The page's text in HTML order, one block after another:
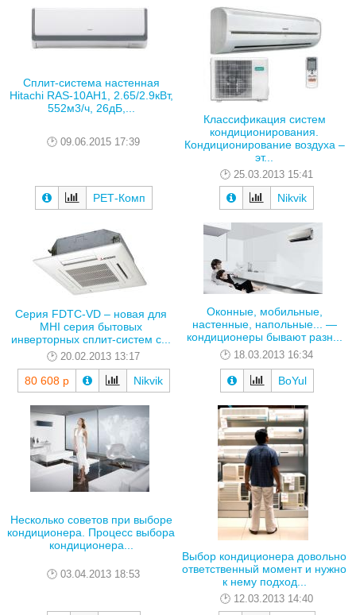
Сплит-система настенная
Hitachi RAS-10AH1, 2.65/2.9кВт,
552м3/ч, 26дБ,...
09.06.2015 17:39
РЕТ-Комп
Классификация систем
кондиционирования.
Кондиционирование воздуха –
эт...
25.03.2013 15:41
Nikvik
Серия FDTC-VD – новая для
MHI серия бытовых
инверторных сплит-систем с...
20.02.2013 13:17
80 608 р Nikvik
Оконные, мобильные,
настенные, напольные... —
кондиционеры бывают разн...
18.03.2013 16:34
BoYul
Несколько советов при выборе
кондиционера. Процесс выбора
кондиционера...
03.04.2013 18:53
Выбор кондиционера довольно
ответственный момент и нужно
к нему подход...
12.03.2013 14:40